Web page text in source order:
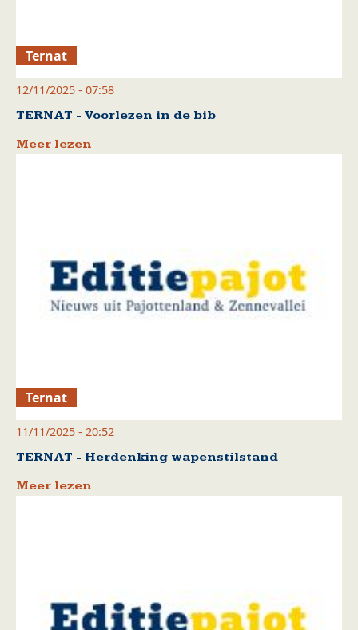
Ternat
12/11/2025 - 07:58
TERNAT - Voorlezen in de bib
Meer lezen
Ternat
11/11/2025 - 20:52
TERNAT - Herdenking wapenstilstand
Meer lezen